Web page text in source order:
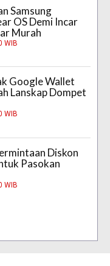
Samsung
OS Demi Incar
Murah
WIB
Google Wallet
Lanskap Dompet
WIB
Diskon
Pasokan
WIB